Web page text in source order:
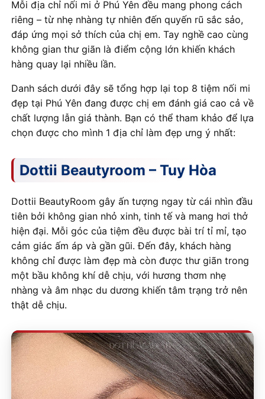
Mỗi địa chỉ nối mi ở Phú Yên đều mang phong cách
riêng – từ nhẹ nhàng tự nhiên đến quyến rũ sắc sảo,
đáp ứng mọi sở thích của chị em. Tay nghề cao cùng
không gian thư giãn là điểm cộng lớn khiến khách
hàng quay lại nhiều lần.
Danh sách dưới đây sẽ tổng hợp lại top 8 tiệm nối mi
đẹp tại Phú Yên đang được chị em đánh giá cao cả về
chất lượng lẫn giá thành. Bạn có thể tham khảo để lựa
chọn được cho mình 1 địa chỉ làm đẹp ưng ý nhất:
Dottii Beautyroom – Tuy Hòa
Dottii BeautyRoom gây ấn tượng ngay từ cái nhìn đầu
tiên bởi không gian nhỏ xinh, tinh tế và mang hơi thở
hiện đại. Mỗi góc của tiệm đều được bài trí tỉ mỉ, tạo
cảm giác ấm áp và gần gũi. Đến đây, khách hàng
không chỉ được làm đẹp mà còn được thư giãn trong
một bầu không khí dễ chịu, với hương thơm nhẹ
nhàng và âm nhạc du dương khiến tâm trạng trở nên
thật dễ chịu.